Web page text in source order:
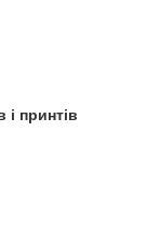
і принтів